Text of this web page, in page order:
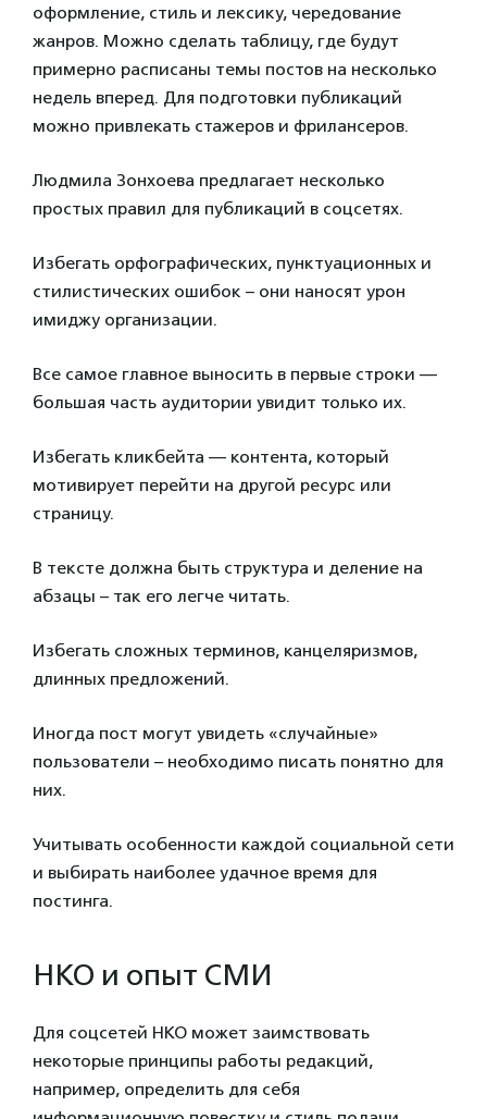
оформление, стиль и лексику, чередование
жанров. Можно сделать таблицу, где будут
примерно расписаны темы постов на несколько
недель вперед. Для подготовки публикаций
можно привлекать стажеров и фрилансеров.
Людмила Зонхоева предлагает несколько
простых правил для публикаций в соцсетях.
Избегать орфографических, пунктуационных и
стилистических ошибок – они наносят урон
имиджу организации.
Все самое главное выносить в первые строки —
большая часть аудитории увидит только их.
Избегать кликбейта — контента, который
мотивирует перейти на другой ресурс или
страницу.
В тексте должна быть структура и деление на
абзацы – так его легче читать.
Избегать сложных терминов, канцеляризмов,
длинных предложений.
Иногда пост могут увидеть «случайные»
пользователи – необходимо писать понятно для
них.
Учитывать особенности каждой социальной сети
и выбирать наиболее удачное время для
постинга.
НКО и опыт СМИ
Для соцсетей НКО может заимствовать
некоторые принципы работы редакций,
например, определить для себя